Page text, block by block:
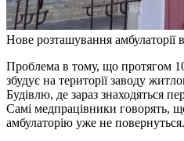
Нове розташування амбулаторії
Проблема в тому, що протягом
збудує на території заводу
Будівлю, де зараз знаходяться
Самі медпрацівники говорять,
амбулаторію уже не повернуться.